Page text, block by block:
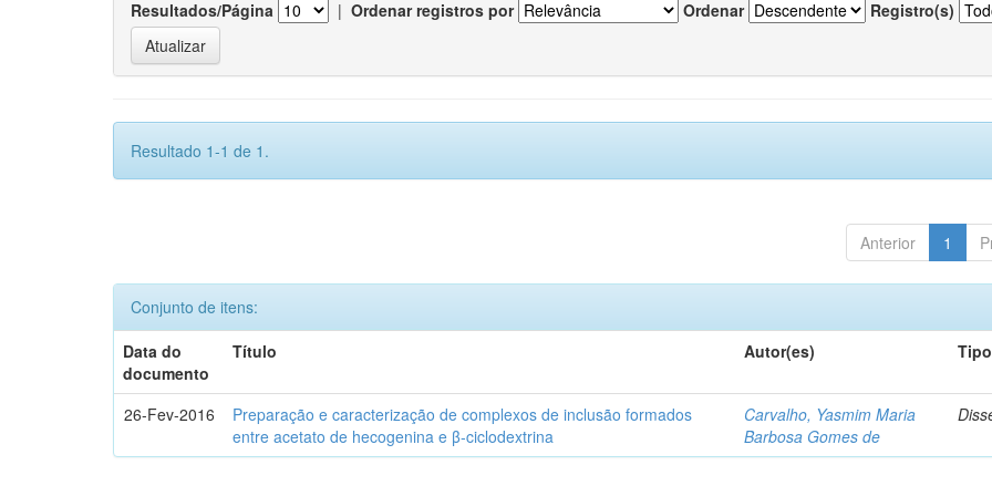
Resultados/Página | Ordenar registros por Ordenar Registro(s)
Resultado 1-1 de 1.
Anterior 1
Conjunto de itens:
Data do
documento
Título Autor(es) Tipo
26-Fev-2016
Preparação e caracterização de complexos de inclusão formados
entre acetato de hecogenina e β-ciclodextrina
Carvalho, Yasmim Maria
Barbosa Gomes de